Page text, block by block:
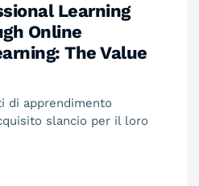
Learning
Online
The Value
di apprendimento
slancio per il loro